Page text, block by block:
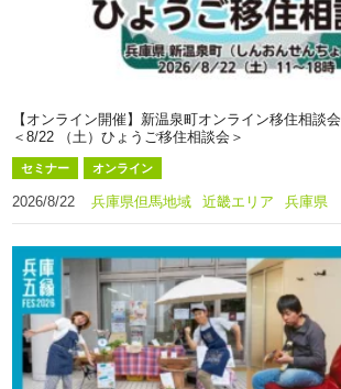
【オンライン開催】新温泉町オンライン移住相談会
＜8/22 （土）ひょうご移住相談会＞
セミナー オンライン
2026/8/22 兵庫県但馬地域 近畿エリア 兵庫県